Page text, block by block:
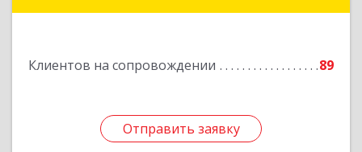
Клиентов на сопровождении 89
Отправить заявку
Подробнее
Отправить заявку